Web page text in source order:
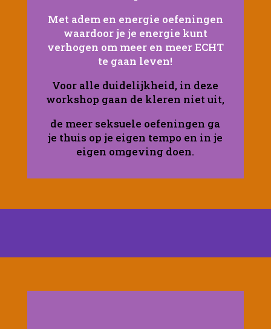
Met adem en energie oefeningen
waardoor je je energie kunt
verhogen om meer en meer ECHT
te gaan leven!
Voor alle duidelijkheid, in deze
workshop gaan de kleren niet uit,
de meer seksuele oefeningen ga
je thuis op je eigen tempo en in je
eigen omgeving doen.